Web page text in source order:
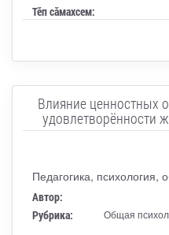
Тӗп сӑмахсем:
Влияние ценностных
удовлетворённости
Педагогика, психология,
Автор:
Рубрика:
Общая